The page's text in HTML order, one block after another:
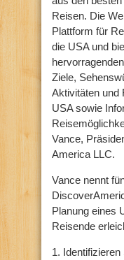
Reisen. Die
Plattform für
die USA und
Ziele,
Aktivitäten und
USA sowie
Vance,
America LLC.
Vance nennt
Planung eines
Reisende
1.